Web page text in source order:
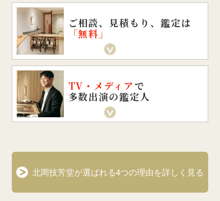
ご相談、見積もり、鑑定は
「無料」
TV・メディアで
多数出演の鑑定人
北岡技芳堂が選ばれる4つの理由を詳しく見る